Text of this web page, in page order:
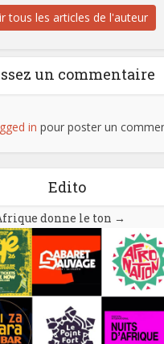
tous les articles de l'auteur
un commentaire
in pour poster un
Edito
donne le ton →